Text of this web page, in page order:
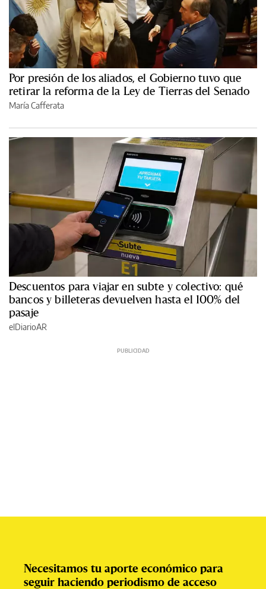
Por presión de los aliados, el Gobierno tuvo que
retirar la reforma de la Ley de Tierras del Senado
María Cafferata
Descuentos para viajar en subte y colectivo: qué
bancos y billeteras devuelven hasta el 100% del
pasaje
elDiarioAR
Necesitamos tu aporte económico para
seguir haciendo periodismo de acceso